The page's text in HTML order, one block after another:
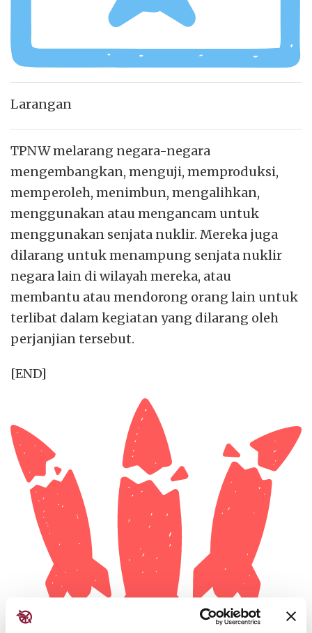
Larangan
TPNW melarang negara-negara
mengembangkan, menguji, memproduksi,
memperoleh, menimbun, mengalihkan,
menggunakan atau mengancam untuk
menggunakan senjata nuklir. Mereka juga
dilarang untuk menampung senjata nuklir
negara lain di wilayah mereka, atau
membantu atau mendorong orang lain untuk
terlibat dalam kegiatan yang dilarang oleh
perjanjian tersebut.
[END]